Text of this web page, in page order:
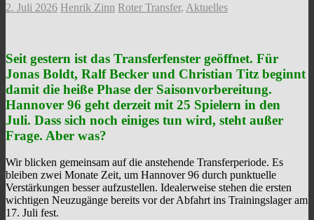
2. Juli 2026 Henrik Zinn Roter Transfer, Aktuelles
Seit gestern ist das Transferfenster geöffnet. Für
Jonas Boldt, Ralf Becker und Christian Titz beginnt
damit die heiße Phase der Saisonvorbereitung.
Hannover 96 geht derzeit mit 25 Spielern in den
Juli. Dass sich noch einiges tun wird, steht außer
Frage. Aber was?
Wir blicken gemeinsam auf die anstehende Transferperiode. Es
bleiben zwei Monate Zeit, um Hannover 96 durch punktuelle
Verstärkungen besser aufzustellen. Idealerweise stehen die ersten
wichtigen Neuzugänge bereits vor der Abfahrt ins Trainingslager am
17. Juli fest.